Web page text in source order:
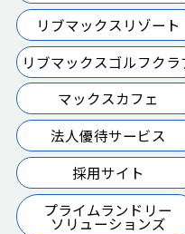
リブマックスリゾート
リブマックスゴルフクラ
マックスカフェ
法人優待サービス
採用サイト
プライムランドリー
ソリューションズ